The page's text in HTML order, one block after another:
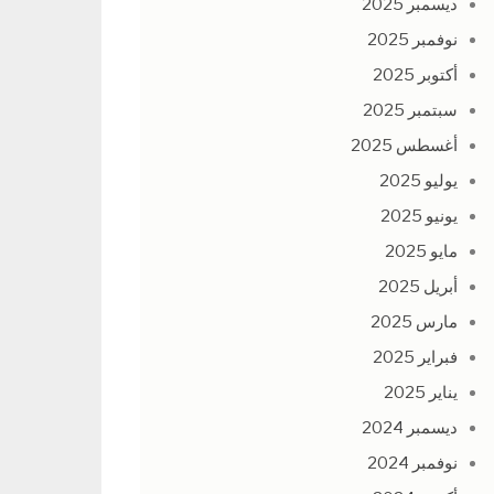
ديسمبر 2025
نوفمبر 2025
أكتوبر 2025
سبتمبر 2025
أغسطس 2025
يوليو 2025
يونيو 2025
مايو 2025
أبريل 2025
مارس 2025
فبراير 2025
يناير 2025
ديسمبر 2024
نوفمبر 2024